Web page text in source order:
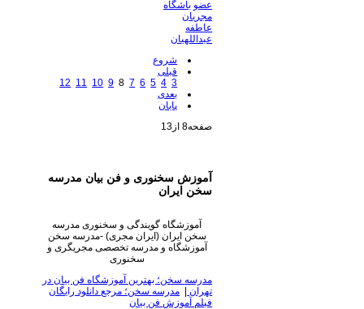
عاطفه
عبداللهیان
شروع
قبلی
3
4
5
6
7
8
9
10
11
12
بعدی
پایان
صفحه8 از13
آموزش سخنوری و فن بیان مدرسه
سخن ایران
آموزشگاه گویندگی و سخنوری مدرسه
سخن ایران (ایران مجری) -مدرسه سخن
آموزشگاه و مدرسه تخصصی مجریگری و
سخنوری
مدرسه سخن؛ بهترین آموزشگاه فن بیان در
تهران | مدرسه سخن؛ مرجع دانلود رایگان
فیلم آموزش فن بیان